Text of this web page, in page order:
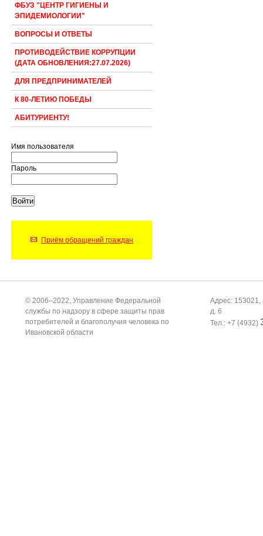
ФБУЗ "ЦЕНТР ГИГИЕНЫ И
ЭПИДЕМИОЛОГИИ"
ВОПРОСЫ И ОТВЕТЫ
ПРОТИВОДЕЙСТВИЕ КОРРУПЦИИ
(ДАТА ОБНОВЛЕНИЯ:27.07.2026)
ДЛЯ ПРЕДПРИНИМАТЕЛЕЙ
К 80-ЛЕТИЮ ПОБЕДЫ
АБИТУРИЕНТУ!
Имя пользователя
Пароль
Приём обращений граждан
© 2006–2022, Управление Федеральной
службы по надзору в сфере защиты прав
потребителей и благополучия человека по
Ивановской области
Адрес: 153021,
д. 6
Тел.: +7 (4932)